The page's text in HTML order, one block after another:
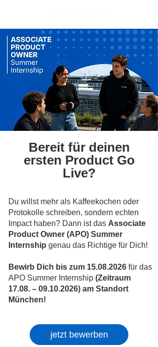
Bereit für deinen
ersten Product Go
Live?
jetzt bewerben
Du willst mehr als Kaffeekochen oder
Protokolle schreiben, sondern echten
Impact haben? Dann ist das Associate
Product Owner (APO) Summer
Internship genau das Richtige für Dich!
Bewirb Dich bis zum 15.08.2026 für das
APO Summer Internship (Zeitraum
17.08. – 09.10.2026) am Standort
München!